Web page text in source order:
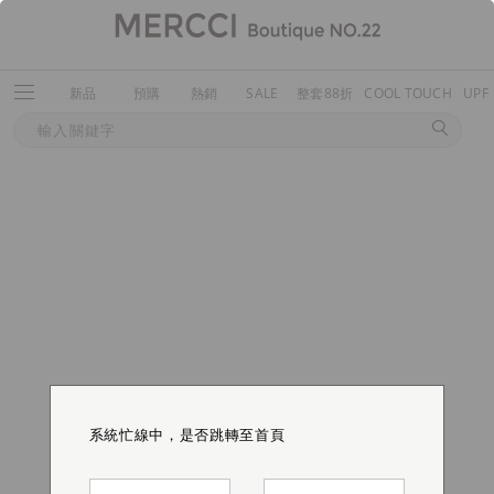
新品 預購 熱銷 SALE 整套88折 COOL TOUCH
系統忙線中，是否跳轉至首頁
系統忙線中，是否跳轉至首頁
系統忙線中，是否跳轉至首頁
系統忙線中，是否跳轉至首頁
系統忙線中，是否跳轉至首頁